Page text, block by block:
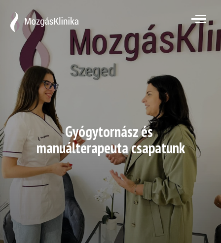
Gyógytornász és
manuálterapeuta csapatunk
Feliratkozok